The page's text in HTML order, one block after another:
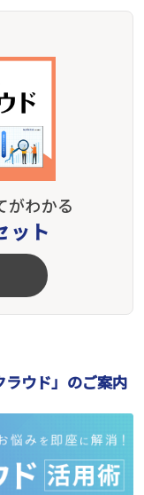
がわかる
ット
ウド」のご案内